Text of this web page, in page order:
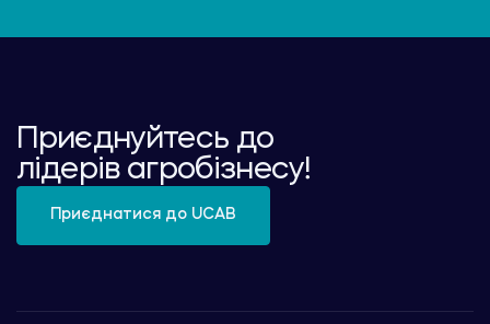
Приєднуйтесь до
лідерів агробізнесу!
Приєднатися до UCAB